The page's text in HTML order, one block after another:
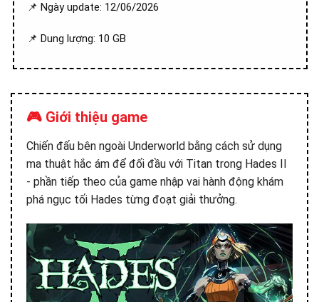
📌 Ngày update: 12/06/2026
📌 Dung lượng: 10 GB
🎮 Giới thiệu game
Chiến đấu bên ngoài Underworld bằng cách sử dụng
ma thuật hắc ám để đối đầu với Titan trong Hades II
- phần tiếp theo của game nhập vai hành động khám
phá ngục tối Hades từng đoạt giải thưởng.